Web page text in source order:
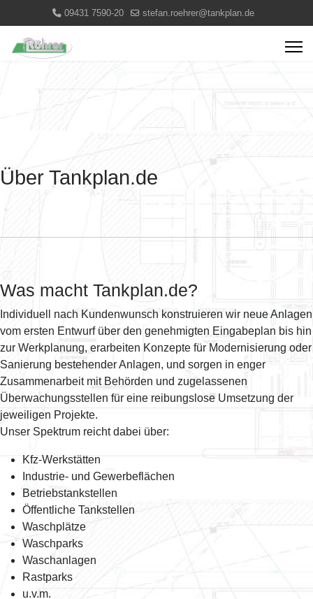
09431 7590-20 stefan.roehrer@tankplan.de
Über Tankplan.de
Was macht Tankplan.de?
Individuell nach Kundenwunsch konstruieren wir neue Anlagen
vom ersten Entwurf über den genehmigten Eingabeplan bis hin
zur Werkplanung, erarbeiten Konzepte für Modernisierung oder
Sanierung bestehender Anlagen, und sorgen in enger
Zusammenarbeit mit Behörden und zugelassenen
Überwachungsstellen für eine reibungslose Umsetzung der
jeweiligen Projekte.
Unser Spektrum reicht dabei über:
Kfz-Werkstätten
Industrie- und Gewerbeflächen
Betriebstankstellen
Öffentliche Tankstellen
Waschplätze
Waschparks
Waschanlagen
Rastparks
u.v.m.